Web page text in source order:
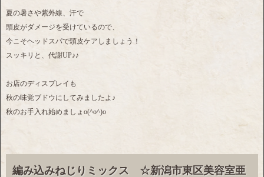
夏の暑さや紫外線、汗で
頭皮がダメージを受けているので、
今こそヘッドスパで頭皮ケアしましょう！
スッキリと、代謝UP♪♪
お店のディスプレイも
秋の味覚ブドウにしてみましたよ♪
秋のお手入れ始めましょo(^o^)o
編み込みねじりミックス ☆新潟市東区美容室亜